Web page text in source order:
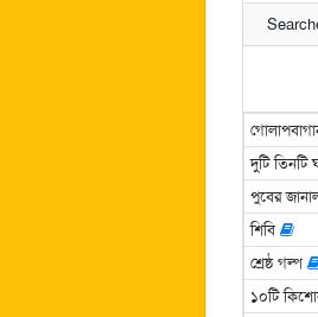
দুটি তিনটি
পুবের
শিবি
শ্রেষ্ঠ গল্প
১০টি